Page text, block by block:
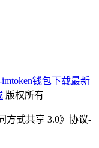
钱包下载最新
版权所有
方式共享 3.0》协议-